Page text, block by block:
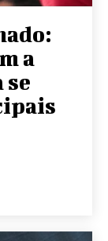
a
se